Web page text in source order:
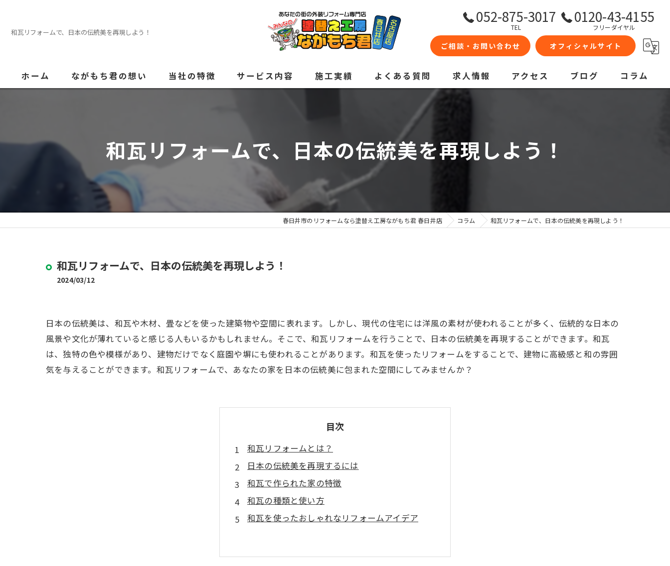
和瓦リフォームで、日本の伝統美を再現しよう！
052-875-3017
TEL
0120-43-4155
フリーダイヤル
ご相談・お問い合わせ オフィシャルサイト
ホーム ながもち君の想い 当社の特徴
内装
サービス内容 施工実績 よくある質問 求人情報 アクセス ブログ コラム
和瓦リフォームで、日本の伝統美を再現しよう！
春日井市のリフォームなら塗替え工房ながもち君 春日井店 コラム 和瓦リフォームで、日本の伝統美を再現しよう！
和瓦リフォームで、日本の伝統美を再現しよう！
2024/03/12
日本の伝統美は、和瓦や木材、畳などを使った建築物や空間に表れます。しかし、現代の住宅には洋風の素材が使われることが多く、伝統的な日本の
風景や文化が薄れていると感じる人もいるかもしれません。そこで、和瓦リフォームを行うことで、日本の伝統美を再現することができます。和瓦
は、独特の色や模様があり、建物だけでなく庭園や塀にも使われることがあります。和瓦を使ったリフォームをすることで、建物に高級感と和の雰囲
気を与えることができます。和瓦リフォームで、あなたの家を日本の伝統美に包まれた空間にしてみませんか？
目次
和瓦リフォームとは？
日本の伝統美を再現するには
和瓦で作られた家の特徴
和瓦の種類と使い方
和瓦を使ったおしゃれなリフォームアイデア